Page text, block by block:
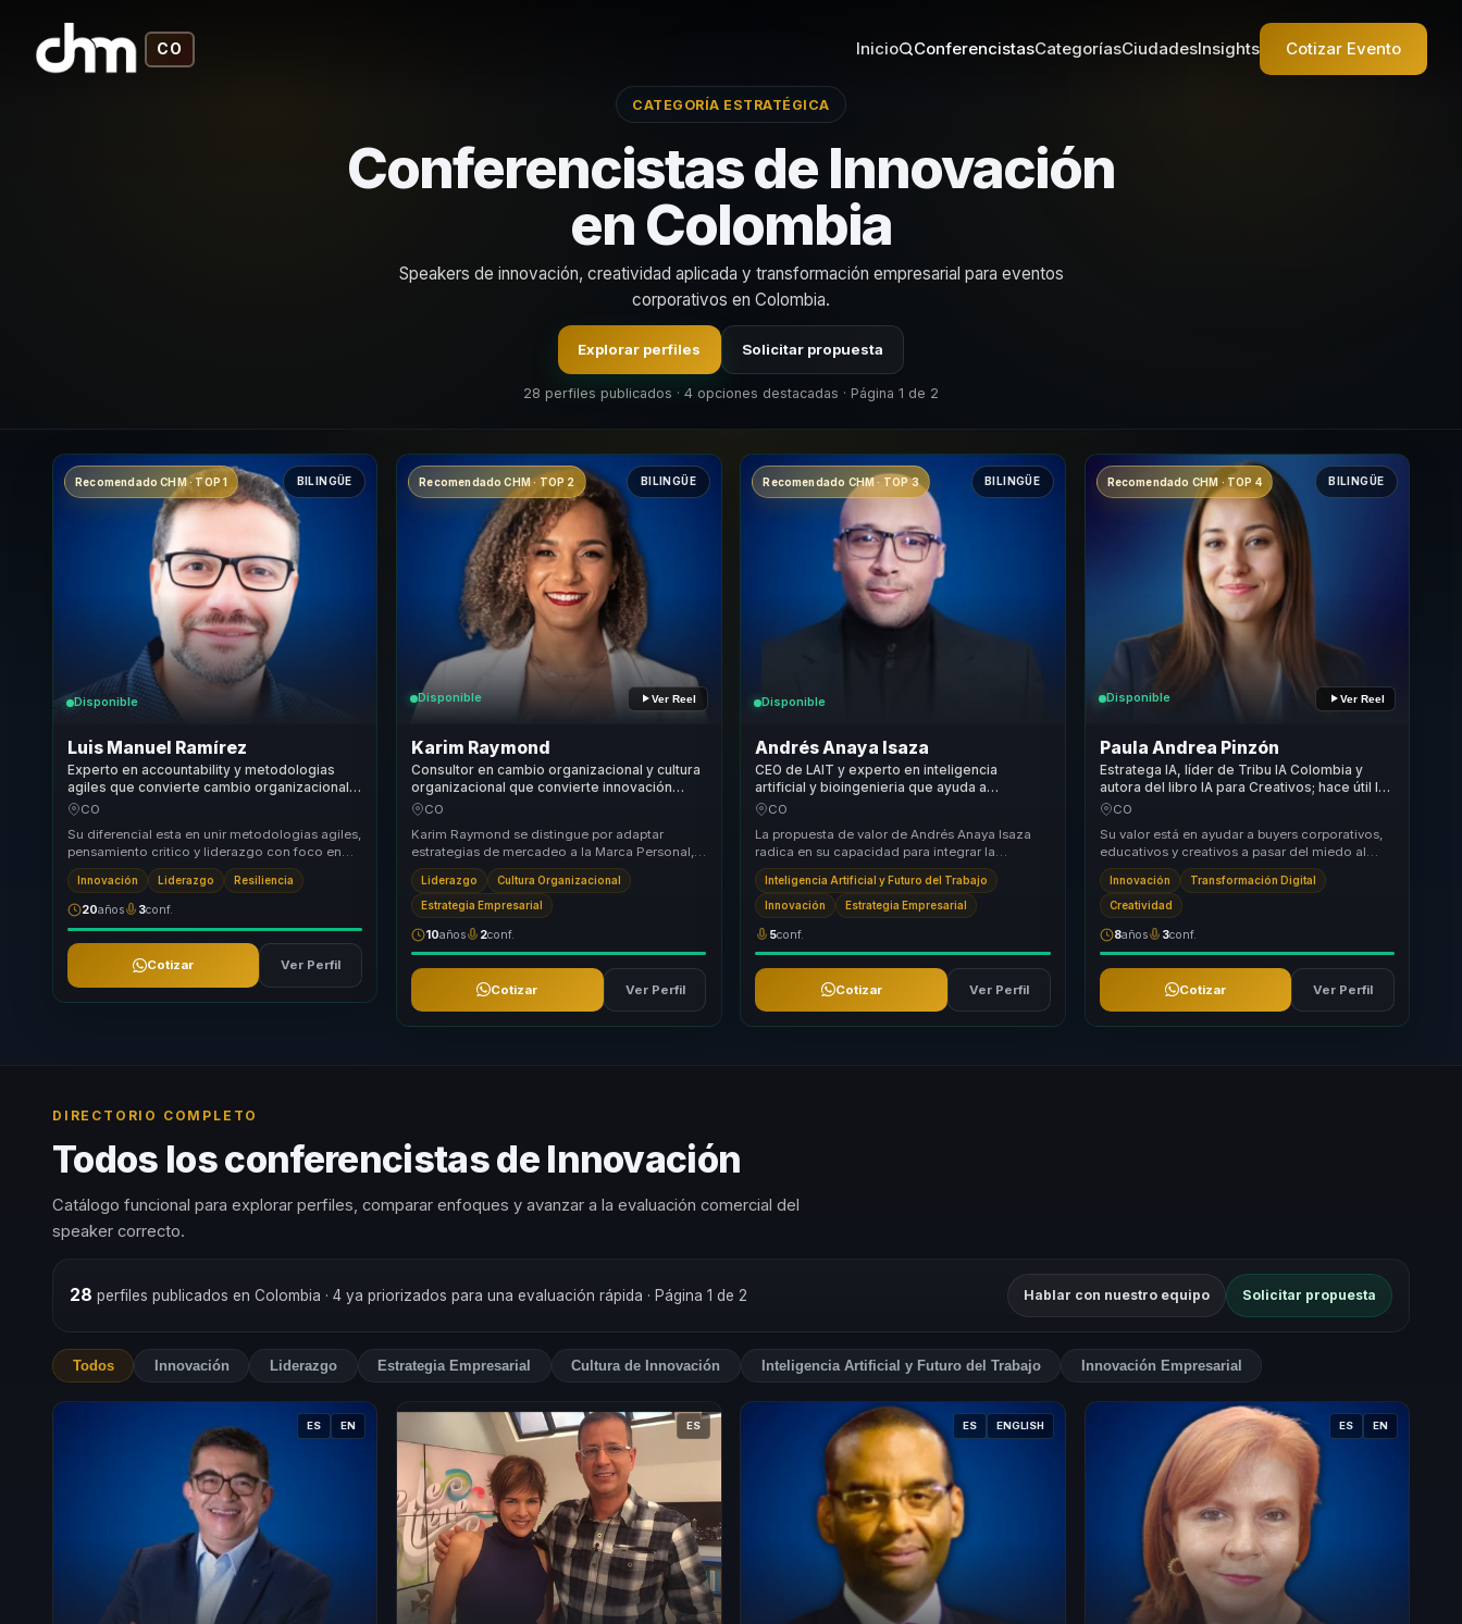
CO Inicio ConferencistasCategoríasCiudadesInsights Cotizar Evento
CATEGORÍA ESTRATÉGICA
Conferencistas de Innovación
en Colombia
Speakers de innovación, creatividad aplicada y transformación empresarial para eventos
corporativos en Colombia.
Explorar perfiles Solicitar propuesta
28 perfiles publicados · 4 opciones destacadas · Página 1 de 2
Recomendado CHM · TOP 1 BILINGÜE
Disponible
Luis Manuel Ramírez
Experto en accountability y metodologias
agiles que convierte cambio organizacional
en foco, ejecucion y rendimiento para
CO
Su diferencial esta en unir metodologias agiles,
pensamiento critico y liderazgo con foco en
ejecucion. Traduce transformacion e innovaci...
Innovación Liderazgo Resiliencia
20años 3conf.
Cotizar Ver Perfil
Recomendado CHM · TOP 2 BILINGÜE
Disponible Ver Reel
Karim Raymond
Consultor en cambio organizacional y cultura
organizacional que convierte innovación
empresarial en adaptación, creatividad y
CO
Karim Raymond se distingue por adaptar
estrategias de mercadeo a la Marca Personal,
ofreciendo a emprendedores y ejecutivos un
camino cla...
Liderazgo Cultura Organizacional
Estrategia Empresarial
10años 2conf.
Cotizar Ver Perfil
Recomendado CHM · TOP 3 BILINGÜE
Disponible
Andrés Anaya Isaza
CEO de LAIT y experto en inteligencia
artificial y bioingenieria que ayuda a
empresas a convertir innovacion en
CO
La propuesta de valor de Andrés Anaya Isaza
radica en su capacidad para integrar la
inteligencia artificial con la bioingeniería,
creando...
Inteligencia Artificial y Futuro del Trabajo
Innovación Estrategia Empresarial
5conf.
Cotizar Ver Perfil
Recomendado CHM · TOP 4 BILINGÜE
Disponible Ver Reel
Paula Andrea Pinzón
Estratega IA, líder de Tribu IA Colombia y
autora del libro IA para Creativos; hace útil la
IA para empresas de 15 países.
CO
Su valor está en ayudar a buyers corporativos,
educativos y creativos a pasar del miedo al
reemplazo, la presión competitiva o la explora...
Innovación Transformación Digital
Creatividad
8años 3conf.
Cotizar Ver Perfil
DIRECTORIO COMPLETO
Todos los conferencistas de Innovación
Catálogo funcional para explorar perfiles, comparar enfoques y avanzar a la evaluación comercial del
speaker correcto.
28 perfiles publicados en Colombia · 4 ya priorizados para una evaluación rápida · Página 1 de 2 Hablar con nuestro equipo Solicitar propuesta
Todos Innovación Liderazgo Estrategia Empresarial Cultura de Innovación Inteligencia Artificial y Futuro del Trabajo Innovación Empresarial
ES EN ES ES ENGLISH ES EN